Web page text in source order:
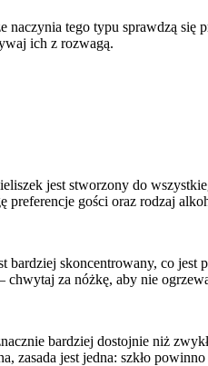
tego typu sprawdzą
ich z rozwagą.
jest stworzony do
preferencje gości oraz rodzaj
skoncentrowany, co jest
za nóżkę, aby nie
bardziej dostojnie niż
zasada jest jedna: szkło